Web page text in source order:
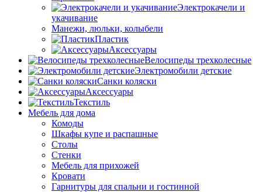
Электрокачели и
укачивание
Манежи, люльки, колыбели
Пластик
Аксессуары
Велосипеды трехколесные
Электромобили детские
Санки коляски
Аксессуары
Текстиль
Мебель для дома
Комоды
Шкафы купе и распашные
Столы
Стенки
Мебель для прихожей
Кровати
Гарнитуры для спальни и гостинной